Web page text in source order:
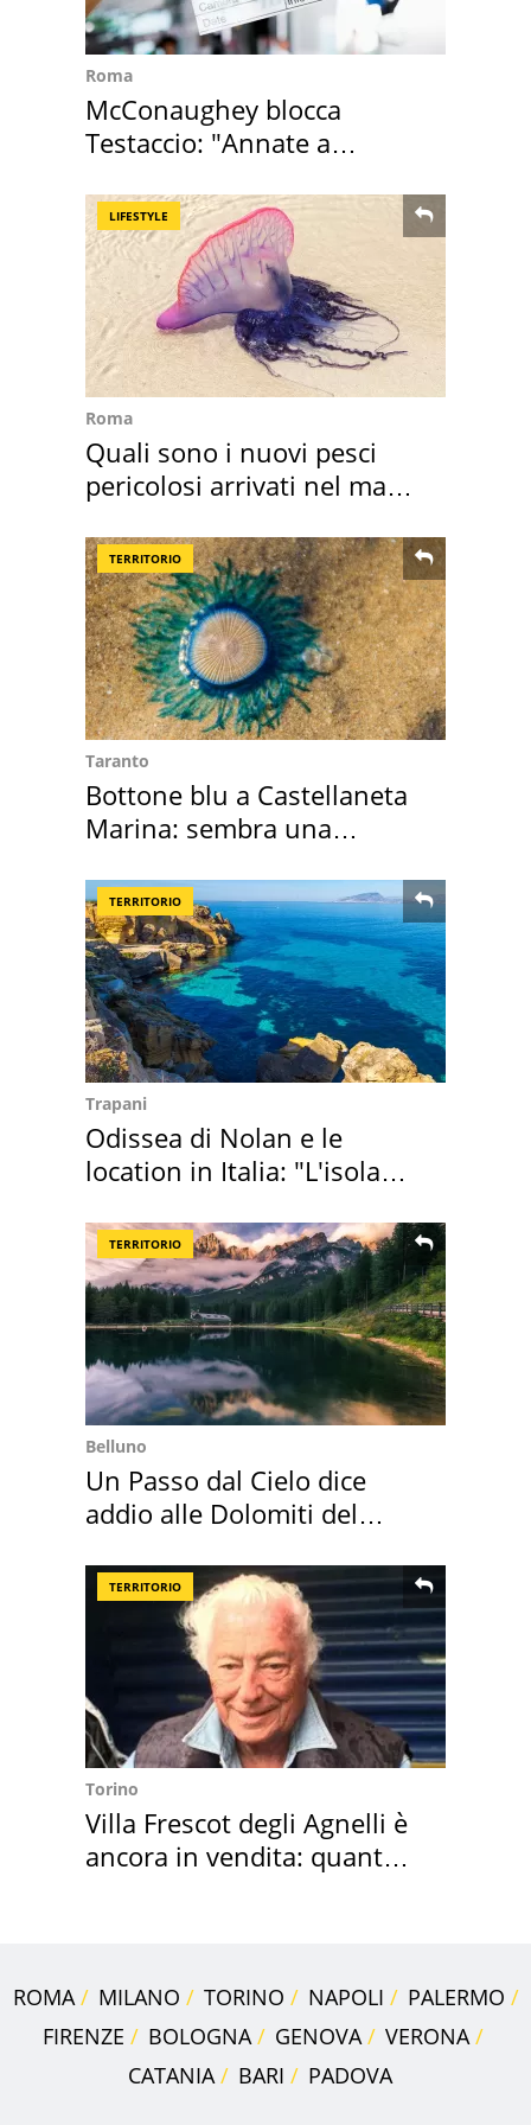
Roma
McConaughey blocca
Testaccio: "Annate a
LIFESTYLE
Roma
Quali sono i nuovi pesci
pericolosi arrivati nel mar
TERRITORIO
Taranto
Bottone blu a Castellaneta
Marina: sembra una
TERRITORIO
Trapani
Odissea di Nolan e le
location in Italia: "L'isola
TERRITORIO
Belluno
Un Passo dal Cielo dice
addio alle Dolomiti del
TERRITORIO
Torino
Villa Frescot degli Agnelli è
ancora in vendita: quanto
ROMA MILANO TORINO NAPOLI
PALERMO
FIRENZE
BOLOGNA GENOVA
VERONA
CATANIA
BARI PADOVA